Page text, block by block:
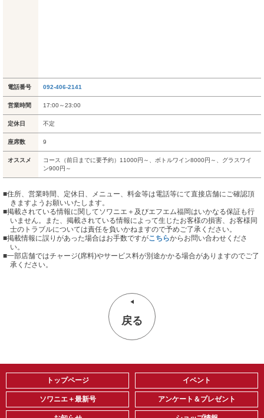
電話番号 092-406-2141
営業時間 17:00～23:00
定休日 不定
座席数 9
オススメ
コース（前日までに要予約）11000円～、ボトルワイン8000円～、グラスワイ
ン900円～
■住所、営業時間、定休日、メニュー、料金等は電話等にて直接店舗にご確認頂
きますようお願いいたします。
■掲載されている情報に関してソワニエ＋及びエフエム福岡はいかなる保証も行
いません。また、掲載されている情報によって生じたお客様の損害、お客様同
士のトラブルについては責任を負いかねますので予めご了承ください。
■掲載情報に誤りがあった場合はお手数ですがこちらからお問い合わせくださ
い。
■一部店舗ではチャージ(席料)やサービス料が別途かかる場合がありますのでご了
承ください。
戻る
トップページ
ソワニエ＋最新号
イベント
アンケート＆プレゼント